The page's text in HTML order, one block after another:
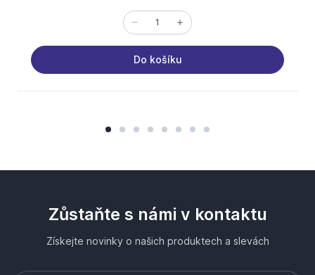
Do košíku
Zůstaňte s námi v kontaktu
Získejte novinky o našich produktech a slevách